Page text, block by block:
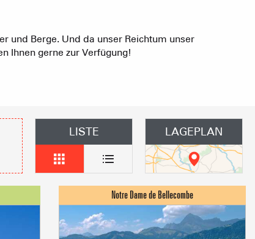
möblierter
und Berge. Und da unser Reichtum unser
Ihnen gerne zur Verfügung!
LISTE LAGEPLAN